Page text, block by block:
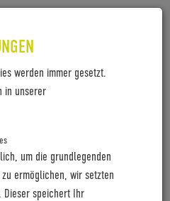
werden immer gesetzt.
in unserer
um die grundlegenden
ermöglichen, wir setzten
Dieser speichert Ihr
SXSW